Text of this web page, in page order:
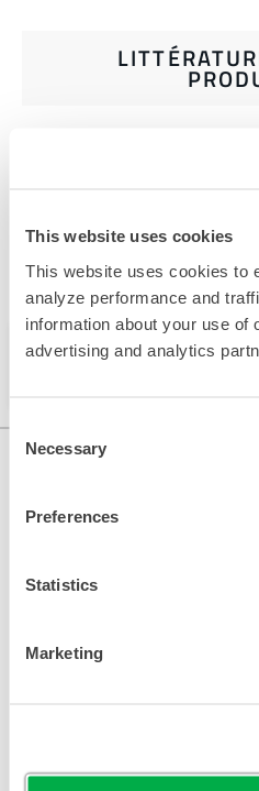
This website uses cookies
This website uses cookies to
analyze performance and
information about your use of
advertising and analytics
Consent
Selection
Necessary
Preferences
Statistics
Marketing
Disponible dans ces
Ce produit n'est pas